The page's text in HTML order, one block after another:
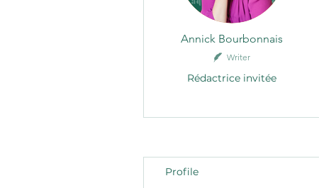
Annick Bourbonnais
Writer
Rédactrice invitée
Profile